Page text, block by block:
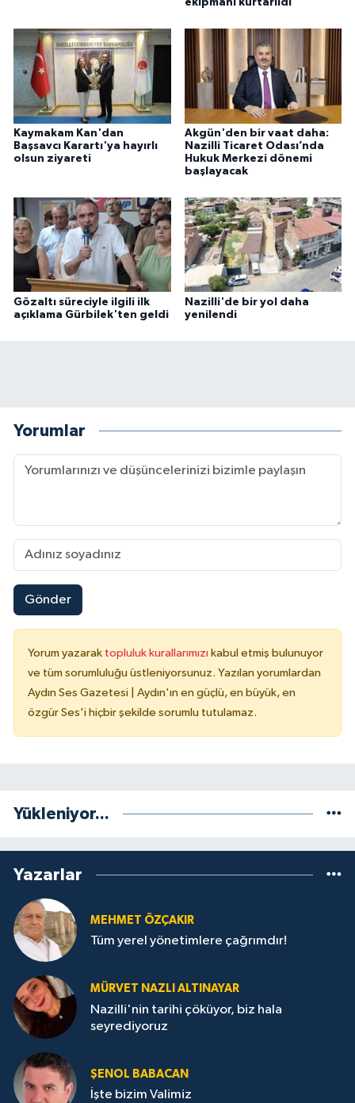
ekipmanı kurtarıldı
Kaymakam Kan'dan
Başsavcı Karartı'ya hayırlı
olsun ziyareti
Akgün'den bir vaat daha:
Nazilli Ticaret Odası’nda
Hukuk Merkezi dönemi
başlayacak
Gözaltı süreciyle ilgili ilk
açıklama Gürbilek'ten geldi
Nazilli'de bir yol daha
yenilendi
Yorumlar
Gönder
Yorum yazarak topluluk kurallarımızı kabul etmiş bulunuyor
ve tüm sorumluluğu üstleniyorsunuz. Yazılan yorumlardan
Aydın Ses Gazetesi | Aydın'ın en güçlü, en büyük, en
özgür Ses'i hiçbir şekilde sorumlu tutulamaz.
Yükleniyor...
Yazarlar
MEHMET ÖZÇAKIR
Tüm yerel yönetimlere çağrımdır!
MÜRVET NAZLI ALTINAYAR
Nazilli'nin tarihi çöküyor, biz hala
seyrediyoruz
ŞENOL BABACAN
İşte bizim Valimiz